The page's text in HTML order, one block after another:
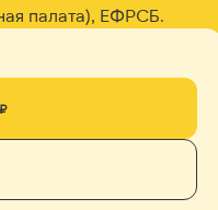
палата), ЕФРСБ.